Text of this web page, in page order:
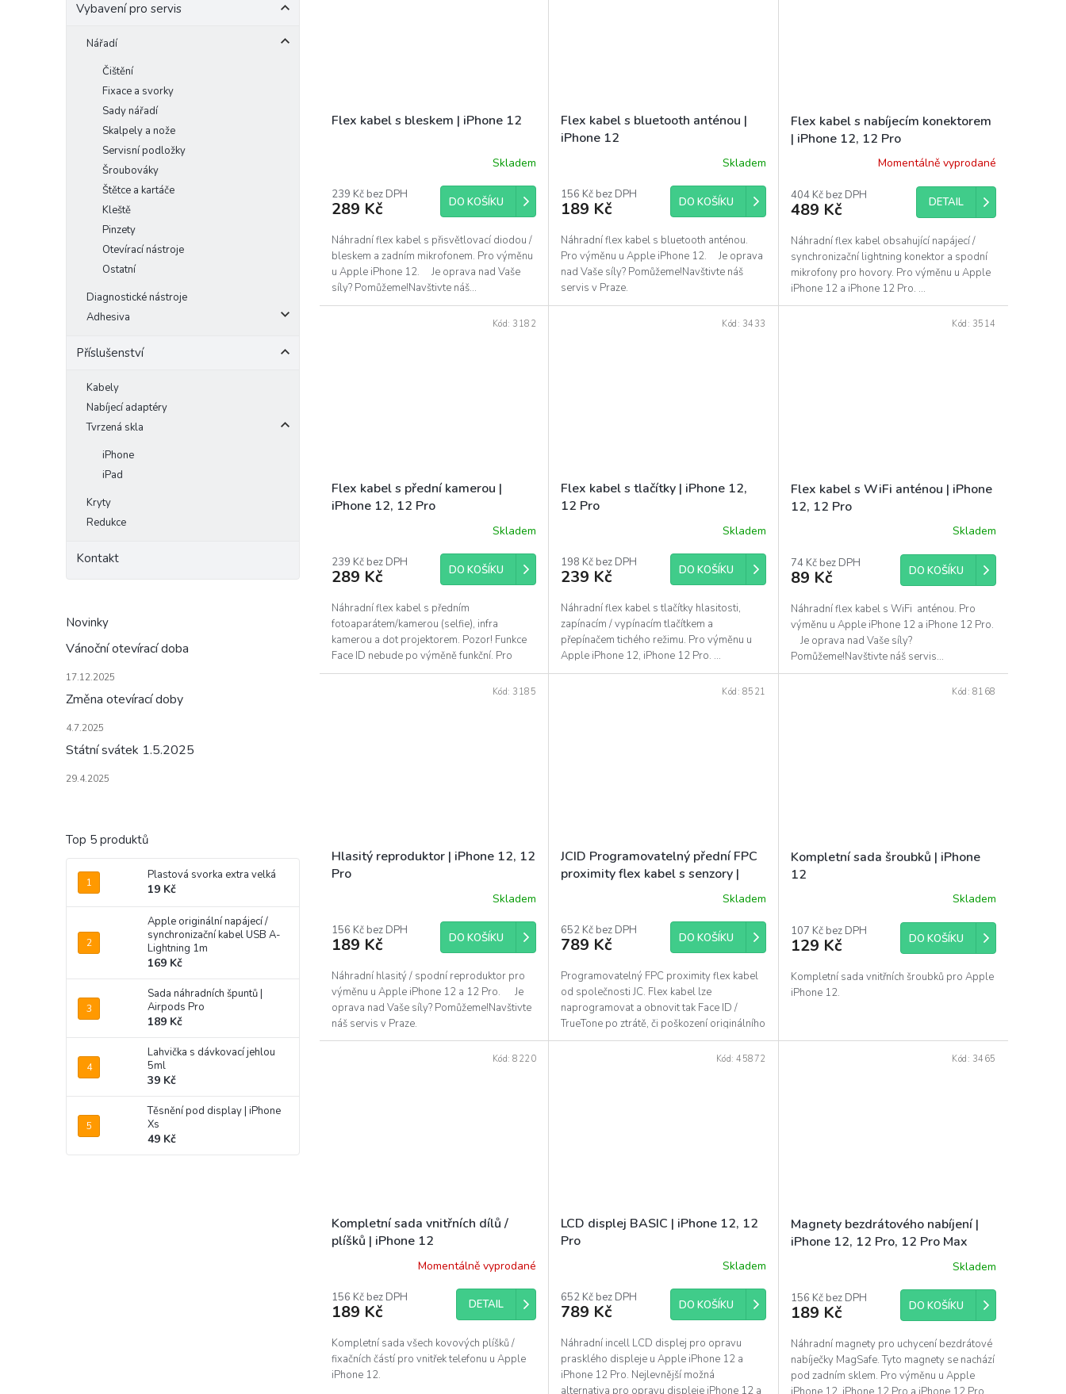
Vybavení pro servis
Nářadí
Čištění
Fixace a svorky
Sady nářadí
Skalpely a nože
Servisní podložky
Šroubováky
Štětce a kartáče
Kleště
Pinzety
Otevírací nástroje
Ostatní
Diagnostické nástroje
Adhesiva
Příslušenství
Kabely
Nabíjecí adaptéry
Tvrzená skla
iPhone
iPad
Kryty
Redukce
Kontakt
Novinky
Vánoční otevírací doba
17.12.2025
Změna otevírací doby
4.7.2025
Státní svátek 1.5.2025
29.4.2025
Top 5 produktů
Plastová svorka extra velká
19 Kč
Apple originální napájecí /
synchronizační kabel USB A-
Lightning 1m
169 Kč
Sada náhradních špuntů |
Airpods Pro
189 Kč
Lahvička s dávkovací jehlou
5ml
39 Kč
Těsnění pod display | iPhone
Xs
49 Kč
Flex kabel s bleskem | iPhone 12
produktu
je
z
5
hvězdiček.
Skladem
239 Kč bez DPH
289 Kč DO KOŠÍKU
Náhradní flex kabel s přisvětlovací diodou /
bleskem a zadním mikrofonem. Pro výměnu
u Apple iPhone 12. Je oprava nad Vaše
síly? Pomůžeme!Navštivte náš...
Flex kabel s bluetooth anténou |
iPhone 12
Skladem
156 Kč bez DPH
189 Kč DO KOŠÍKU
Náhradní flex kabel s bluetooth anténou.
Pro výměnu u Apple iPhone 12. Je oprava
nad Vaše síly? Pomůžeme!Navštivte náš
servis v Praze.
Flex kabel s nabíjecím konektorem
| iPhone 12, 12 Pro
Momentálně vyprodané
404 Kč bez DPH
489 Kč DETAIL
Náhradní flex kabel obsahující napájecí /
synchronizační lightning konektor a spodní
mikrofony pro hovory. Pro výměnu u Apple
iPhone 12 a iPhone 12 Pro. ...
Flex kabel s přední kamerou |
iPhone 12, 12 Pro
Skladem
239 Kč bez DPH
289 Kč DO KOŠÍKU
Náhradní flex kabel s předním
fotoaparátem/kamerou (selfie), infra
kamerou a dot projektorem. Pozor! Funkce
Face ID nebude po výměně funkční. Pro
výměnu u Apple iPhone 12 a...
Kód: 3182
Flex kabel s tlačítky | iPhone 12,
12 Pro
Skladem
198 Kč bez DPH
239 Kč DO KOŠÍKU
Náhradní flex kabel s tlačítky hlasitosti,
zapínacím / vypínacím tlačítkem a
přepínačem tichého režimu. Pro výměnu u
Apple iPhone 12, iPhone 12 Pro. ...
Kód: 3433
Flex kabel s WiFi anténou | iPhone
12, 12 Pro
Skladem
74 Kč bez DPH
89 Kč DO KOŠÍKU
Náhradní flex kabel s WiFi anténou. Pro
výměnu u Apple iPhone 12 a iPhone 12 Pro.
Je oprava nad Vaše síly?
Pomůžeme!Navštivte náš servis...
Kód: 3514
Hlasitý reproduktor | iPhone 12, 12
Pro
produktu
je
z
5
hvězdiček.
Skladem
156 Kč bez DPH
189 Kč DO KOŠÍKU
Náhradní hlasitý / spodní reproduktor pro
výměnu u Apple iPhone 12 a 12 Pro. Je
oprava nad Vaše síly? Pomůžeme!Navštivte
náš servis v Praze.
Kód: 3185
JCID Programovatelný přední FPC
proximity flex kabel s senzory |
Skladem
652 Kč bez DPH
789 Kč DO KOŠÍKU
Programovatelný FPC proximity flex kabel
od společnosti JC. Flex kabel lze
naprogramovat a obnovit tak Face ID /
TrueTone po ztrátě, či poškození originálního
flex kabelu. Flex...
Kód: 8521
Kompletní sada šroubků | iPhone
12
Skladem
107 Kč bez DPH
129 Kč DO KOŠÍKU
Kompletní sada vnitřních šroubků pro Apple
iPhone 12.
Kód: 8168
Kompletní sada vnitřních dílů /
plíšků | iPhone 12
produktu
je
z
5
hvězdiček.
Momentálně vyprodané
156 Kč bez DPH
189 Kč DETAIL
Kompletní sada všech kovových plíšků /
fixačních částí pro vnitřek telefonu u Apple
iPhone 12.
Kód:8220
LCD displej BASIC | iPhone 12, 12
Pro
produktu
je
z
5
hvězdiček.
Skladem
652 Kč bez DPH
789 Kč DO KOŠÍKU
Náhradní incell LCD displej pro opravu
prasklého displeje u Apple iPhone 12 a
iPhone 12 Pro. Nejlevnější možná
alternativa pro opravu displeje iPhone 12 a
Kód:45872
Magnety bezdrátového nabíjení |
iPhone 12, 12 Pro, 12 Pro Max
Skladem
156 Kč bez DPH
189 Kč DO KOŠÍKU
Náhradní magnety pro uchycení bezdrátové
nabíječky MagSafe. Tyto magnety se nachází
pod zadním sklem. Pro výměnu u Apple
Kód: 3465